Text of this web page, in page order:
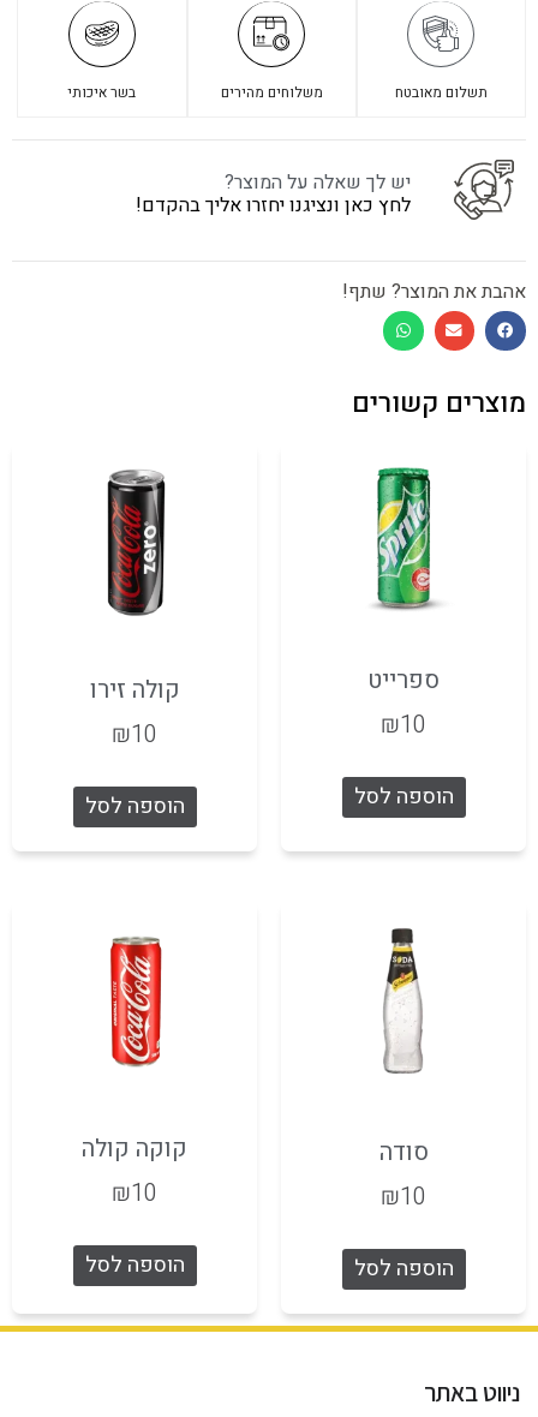
תשלום מאובטח משלוחים מהירים בשר איכותי
יש לך שאלה על המוצר?
לחץ כאן ונציגנו יחזרו אליך בהקדם!
אהבת את המוצר? שתף!
מוצרים קשורים
ספרייט
₪10
הוספה לסל
קולה זירו
₪10
הוספה לסל
סודה
₪10
הוספה לסל
קוקה קולה
₪10
הוספה לסל
ניווט באתר